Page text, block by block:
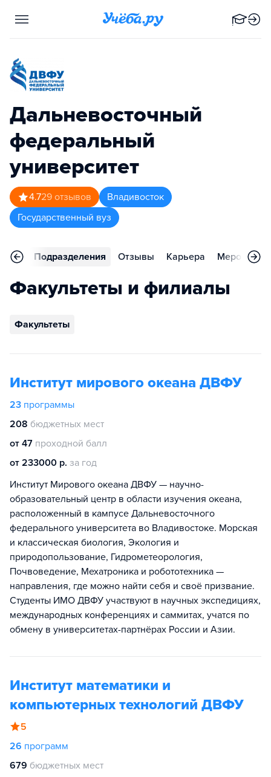
Дальневосточный
федеральный
университет
4.729 отзывов
Владивосток
Государственный вуз
Подразделения Отзывы Карьера
Факультеты и филиалы
Факультеты
Институт мирового океана ДВФУ
23 программы
208 бюджетных мест
от 47 проходной балл
от 233000 р. за год
Институт Мирового океана ДВФУ — научно-
образовательный центр в области изучения океана,
расположенный в кампусе Дальневосточного
федерального университета во Владивостоке. Морская
и классическая биология, Экология и
природопользование, Гидрометеорология,
Почвоведение, Мехатроника и робототехника —
направления, где можно найти себя и своё призвание.
Студенты ИМО ДВФУ участвуют в научных экспедициях,
международных конференциях и саммитах, учатся по
обмену в университетах-партнёрах России и Азии.
Институт математики и
компьютерных технологий ДВФУ
5
26 программ
679 бюджетных мест